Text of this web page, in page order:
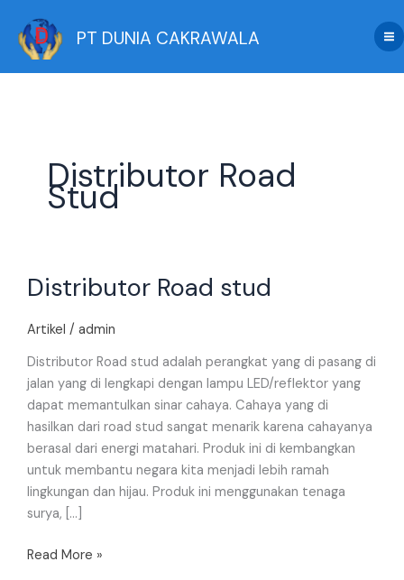
content
PT DUNIA CAKRAWALA
Distributor Road
Stud
Distributor Road stud
Artikel / admin
Distributor Road stud adalah perangkat yang di pasang di
jalan yang di lengkapi dengan lampu LED/reflektor yang
dapat memantulkan sinar cahaya. Cahaya yang di
hasilkan dari road stud sangat menarik karena cahayanya
berasal dari energi matahari. Produk ini di kembangkan
untuk membantu negara kita menjadi lebih ramah
lingkungan dan hijau. Produk ini menggunakan tenaga
surya, […]
Road
Read More »